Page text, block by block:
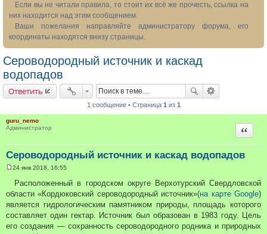
Если вы не читали правила, то стоит их всё же прочесть, ссылка на
них находится над этим сообщением.
Ваши пожелания направляйте администратору форума, его
координаты находятся внизу страницы.
Сероводородный источник и каскад
водопадов
Ответить
1 сообщение • Страница 1 из 1
guru_nemo
Администратор
Сероводородный источник и каскад водопадов
Цитата
о
о
б
е
н
е
24 янв 2018, 16:55
Расположенный в городском округе Верхотурский Свердловской
области «Кордюковский сероводородный источник»(на карте Google)
является гидрологическим памятником природы, площадь которого
составляет один гектар. Источник был образован в 1983 году. Цель
его создания — сохранность сероводородного родника и природных